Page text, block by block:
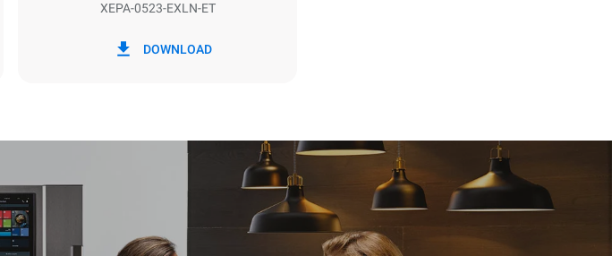
она подключена; последние могут быть
энергии, производимой из
возобновляемых источников.
XEPA-0523-EXLN-ET
DOWNLOAD